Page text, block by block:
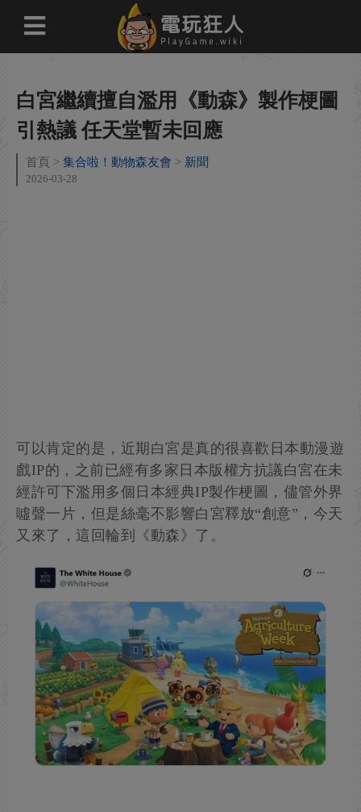
白宮繼續擅自濫用《動森》製作梗圖
引熱議 任天堂暫未回應
首頁 集合啦！動物森友會 新聞
2026-03-28
可以肯定的是，近期白宮是真的很喜歡日本動漫遊
戲IP的，之前已經有多家日本版權方抗議白宮在未
經許可下濫用多個日本經典IP製作梗圖，儘管外界
噓聲一片，但是絲毫不影響白宮釋放“創意”，今天
又來了，這回輪到《動森》了。